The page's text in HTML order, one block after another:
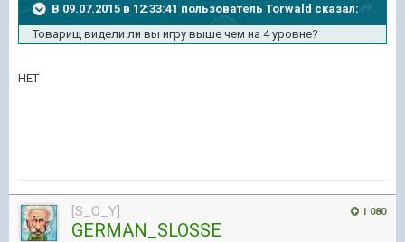
В 09.07.2015 в 12:33:41 пользователь Torwald сказал:
Товарищ видели ли вы игру выше чем на 4 уровне?
НЕТ
1 080
[S_O_Y]
GERMAN_SLOSSE